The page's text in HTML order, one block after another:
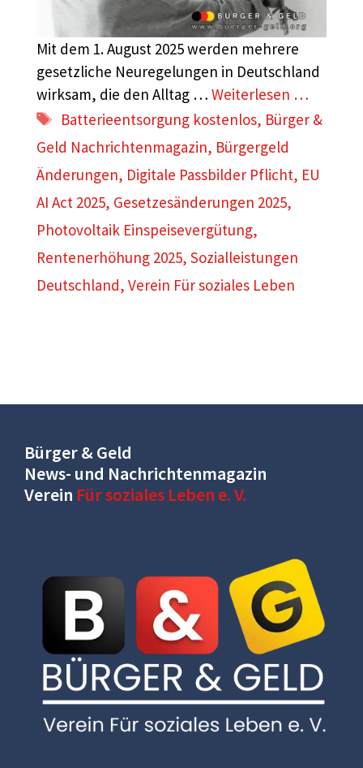
Mit dem 1. August 2025 werden mehrere
gesetzliche Neuregelungen in Deutschland
wirksam, die den Alltag … Weiterlesen …
Schlagwörter
Batterieentsorgung kostenlos, Bürger &
Geld Nachrichtenmagazin, Bürgergeld
Änderungen, Digitale Passbilder Pflicht, EU
AI Act 2025, Gesetzesänderungen 2025,
Photovoltaik Einspeisevergütung,
Rentenerhöhung 2025, Sozialleistungen
Deutschland, Verein Für soziales Leben
Bürger & Geld
News- und Nachrichtenmagazin
Verein Für soziales Leben e. V.